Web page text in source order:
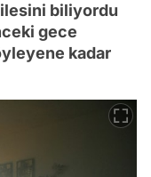
biliyordu
gece
kadar